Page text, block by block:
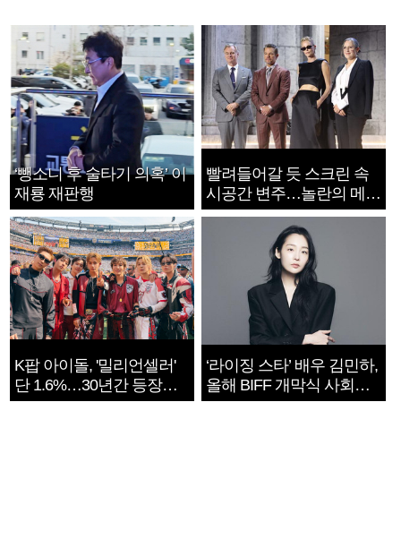
‘뺑소니 후 술타기 의혹’ 이
재룡 재판행
빨려들어갈 듯 스크린 속
시공간 변주…놀란의 메시
지는 ‘전쟁 속죄’
K팝 아이돌, '밀리언셀러'
단 1.6%…30년간 등장
1182개팀 전수조사
‘라이징 스타’ 배우 김민하,
올해 BIFF 개막식 사회자
확정